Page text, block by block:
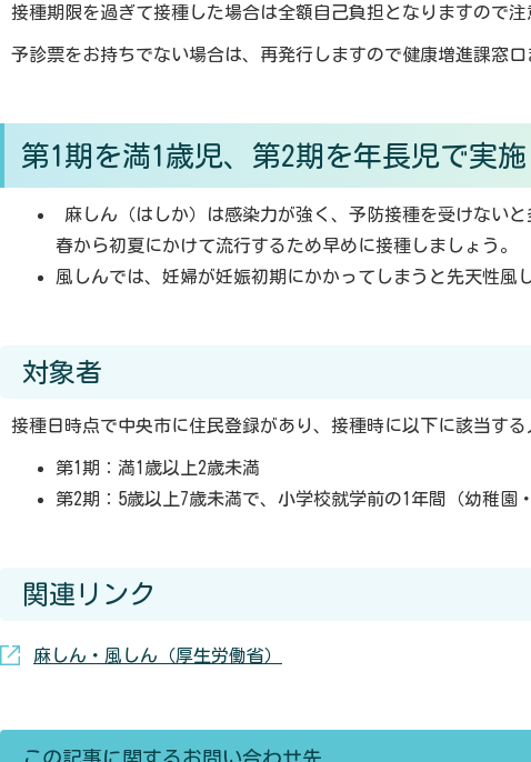
接種期限を過ぎて接種した場合は全額自己負担となりますので注
予診票をお持ちでない場合は、再発行しますので健康増進課窓口
第1期を満1歳児、第2期を年長児で実
麻しん（はしか）は感染力が強く、予防接種を受けない
春から初夏にかけて流行するため早めに接種しましょう。
風しんでは、妊婦が妊娠初期にかかってしまうと先天性
対象者
接種日時点で中央市に住民登録があり、接種時に以下に該当する
第1期：満1歳以上2歳未満
第2期：5歳以上7歳未満で、小学校就学前の1年間（幼稚園
関連リンク
麻しん・風しん（厚生労働省）
この記事に関するお問い合わせ先